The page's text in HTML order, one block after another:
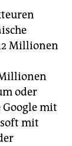
Millionen
oder
mit
mit